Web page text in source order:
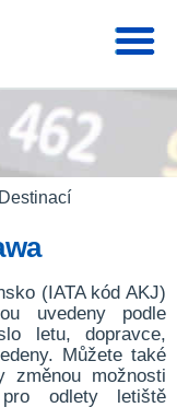
Destinací
(IATA kód AKJ)
uvedeny podle
letu, dopravce,
Můžete také
změnou možnosti
odlety letiště